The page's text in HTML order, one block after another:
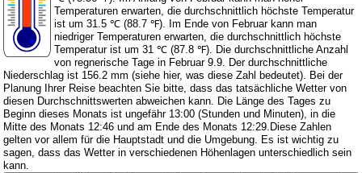
Temperaturen erwarten, die durchschnittlich höchste Temperatur
ist um 31.5 ℃ (88.7 ℉). Im Ende von Februar kann man
niedriger Temperaturen erwarten, die durchschnittlich höchste
Temperatur ist um 31 ℃ (87.8 ℉). Die durchschnittliche Anzahl
von regnerische Tage in Februar 9.9. Der durchschnittliche
Niederschlag ist 156.2 mm (siehe hier, was diese Zahl bedeutet). Bei der
Planung Ihrer Reise beachten Sie bitte, dass das tatsächliche Wetter von
diesen Durchschnittswerten abweichen kann. Die Länge des Tages zu
Beginn dieses Monats ist ungefähr 13:00 (Stunden und Minuten), in die
Mitte des Monats 12:46 und am Ende des Monats 12:29.Diese Zahlen
gelten vor allem für die Hauptstadt und die Umgebung. Es ist wichtig zu
sagen, dass das Wetter in verschiedenen Höhenlagen unterschiedlich sein
kann.